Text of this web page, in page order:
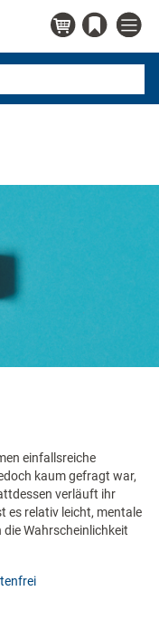
einfallsreiche
kaum gefragt war,
verläuft ihr
es relativ leicht, mentale
Wahrscheinlichkeit